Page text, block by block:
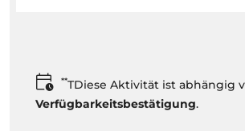
**TDiese Aktivität ist abhängig
Verfügbarkeitsbestätigung.